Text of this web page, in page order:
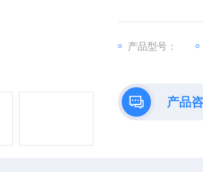
产品型号：
产品